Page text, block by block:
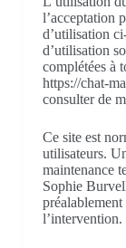
l’acceptation
d’utilisation
d’utilisation
complétées à
https://chat-
consulter de
Ce site est
utilisateurs.
maintenance
Sophie
préalablement
l’intervention.